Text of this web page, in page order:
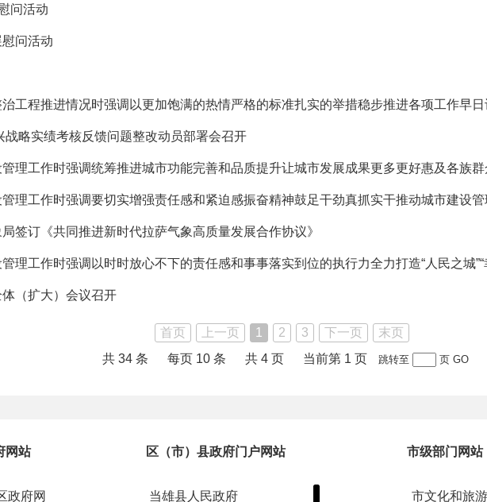
问活动
问活动
略实绩考核反馈问题整改动员部署会召开
理工作时强调统筹推进城市功能完善和品质提升让城市发展成果更多更好惠及各族群
理工作时强调要切实增强责任感和紧迫感振奋精神鼓足干劲真抓实干推动城市建设
签订《共同推进新时代拉萨气象高质量发展合作协议》
理工作时强调以时时放心不下的责任感和事事落实到位的执行力全力打造“人民之城”“
（扩大）会议召开
首页 上一页 1 2 3 下一页
末页
共 34 条
每页 10 条 共 4 页 当前第 1 页 跳转至 页 GO
网站 区（市）县政府门户网站 市级部门网站
政府网 当雄县人民政府 市文化和旅